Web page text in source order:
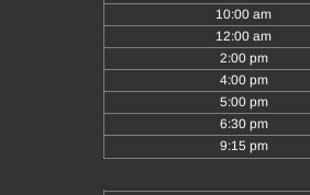
10:00 am
12:00 am
2:00 pm
4:00 pm
5:00 pm
6:30 pm
9:15 pm